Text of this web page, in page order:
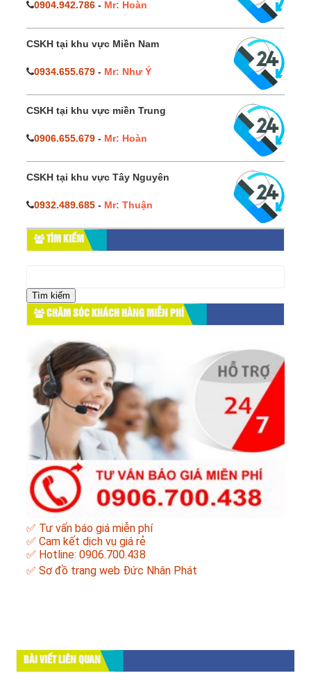
0904.942.786 - Mr: Hoàn
CSKH tại khu vực Miền Nam
0934.655.679 - Mr: Như Ý
CSKH tại khu vực miền Trung
0906.655.679 - Mr: Hoàn
CSKH tại khu vực Tây Nguyên
0932.489.685 - Mr: Thuận
TÌM KIẾM
cho:
CHĂM SÓC KHÁCH HÀNG MIỄN PHÍ
✅ Tư vấn báo giá miễn phí
✅ Cam kết dịch vụ giá rẻ
✅ Hotline: 0906.700.438
✅ Sơ đồ trang web Đức Nhân Phát
BÀI VIẾT LIÊN QUAN